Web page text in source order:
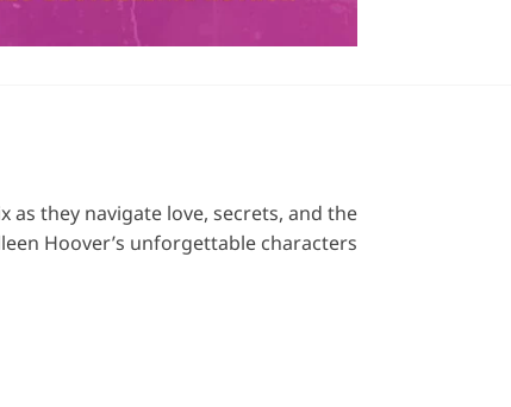
they navigate love, secrets, and the
Hoover’s unforgettable characters.